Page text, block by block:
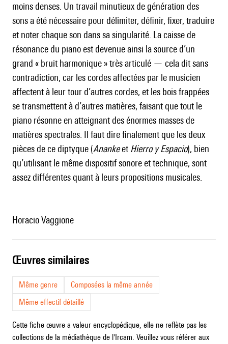
moins denses. Un travail minutieux de génération des
sons a été nécessaire pour délimiter, définir, fixer, traduire
et noter chaque son dans sa singularité. La caisse de
résonance du piano est devenue ainsi la source d’un
grand « bruit harmonique » très articulé — cela dit sans
contradiction, car les cordes affectées par le musicien
affectent à leur tour d’autres cordes, et les bois frappées
se transmettent à d’autres matières, faisant que tout le
piano résonne en atteignant des énormes masses de
matières spectrales. Il faut dire finalement que les deux
pièces de ce diptyque (Anankeet Hierro y Espacio), bien
qu’utilisant le même dispositif sonore et technique, sont
assez différentes quant à leurs propositions musicales.
Horacio Vaggione
œuvres similaires
Même genre
Composées la même année
Même effectif détaillé
Cette fiche œuvre a valeur encyclopédique, elle ne reflète pas les
collections de la médiathèque de l'Ircam. Veuillez vous référer aux